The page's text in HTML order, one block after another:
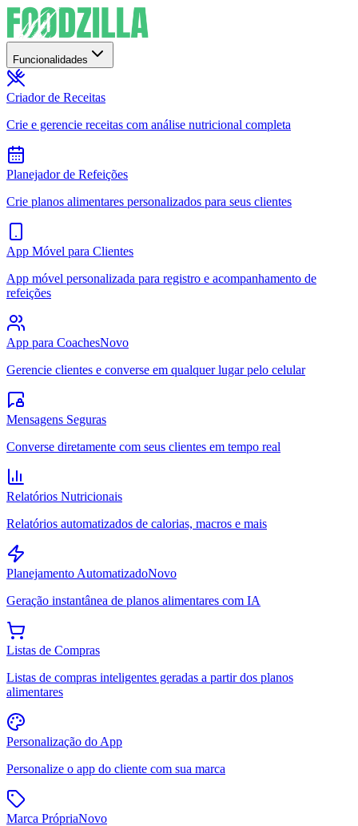
Funcionalidades
Criador de Receitas
Crie e gerencie receitas com análise nutricional completa
Planejador de Refeições
Crie planos alimentares personalizados para seus clientes
App Móvel para Clientes
App móvel personalizada para registro e acompanhamento de
refeições
App para CoachesNovo
Gerencie clientes e converse em qualquer lugar pelo celular
Mensagens Seguras
Converse diretamente com seus clientes em tempo real
Relatórios Nutricionais
Relatórios automatizados de calorias, macros e mais
Planejamento AutomatizadoNovo
Geração instantânea de planos alimentares com IA
Listas de Compras
Listas de compras inteligentes geradas a partir dos planos
alimentares
Personalização do App
Personalize o app do cliente com sua marca
Marca PrópriaNovo